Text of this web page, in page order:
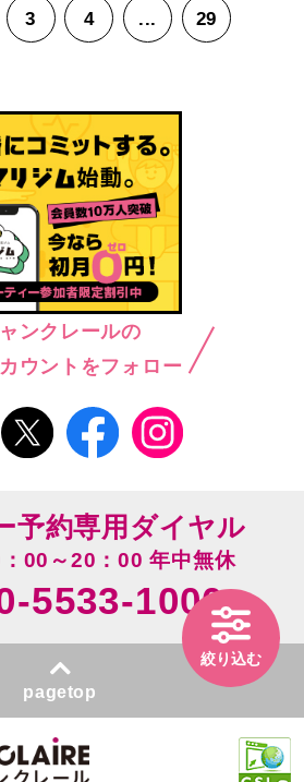
3 4 ... 29
ンクレールの
ウントをフォロー
絞り込む
予約専用ダイヤル
00～20：00 年中無休
5533-1000
pagetop